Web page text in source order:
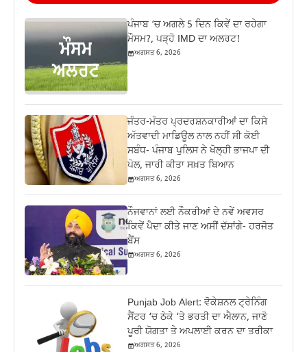
ਪੰਜਾਬ ‘ਚ ਅਗਲੇ 5 ਦਿਨ ਕਿਵੇਂ ਦਾ ਰਹੇਗਾ
ਮੌਸਮ?, ਪੜ੍ਹੋ IMD ਦਾ ਅਲਰਟ!
ਅਗਸਤ 6, 2026
ਜੰਤਰ-ਮੰਤਰ ਪ੍ਰਦਰਸ਼ਨਕਾਰੀਆਂ ਦਾ ਕਿਸੇ
ਅੱਤਵਾਦੀ ਮਾਡਿਊਲ ਨਾਲ ਨਹੀਂ ਸੀ ਕੋਈ
ਸਬੰਧ- ਪੰਜਾਬ ਪੁਲਿਸ ਨੇ ਖੋਲ੍ਹੀ ਭਾਜਪਾ ਦੀ
ਪੋਲ, ਜਾਰੀ ਕੀਤਾ ਸਖ਼ਤ ਬਿਆਨ
ਅਗਸਤ 6, 2026
ਨੌਜਵਾਨਾਂ ਲਈ ਨੌਕਰੀਆਂ ਦੇ ਨਵੇਂ ਅਵਸਰ
ਕਿਵੇਂ ਪੈਦਾ ਕੀਤੇ ਜਾਣ ਅਸੀਂ ਦੱਸਾਂਗੇ- ਹਰਜੋਤ
ਬੈਂਸ
ਅਗਸਤ 6, 2026
Punjab Job Alert: ਵੋਕੇਸ਼ਨਲ ਟ੍ਰੇਨਿੰਗ
ਸੈਂਟਰ ‘ਚ ਠੇਕੇ ‘ਤੇ ਭਰਤੀ ਦਾ ਐਲਾਨ, ਜਾਣੋ
ਪੂਰੀ ਯੋਗਤਾ ਤੇ ਅਪਲਾਈ ਕਰਨ ਦਾ ਤਰੀਕਾ
ਅਗਸਤ 6, 2026